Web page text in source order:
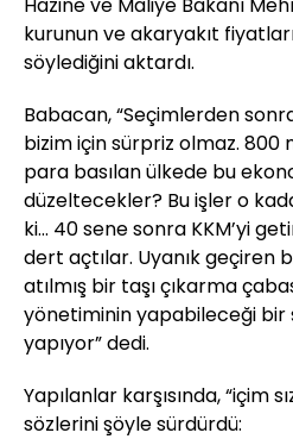
kurunun ve akaryakıt
söylediğini aktardı.
Babacan, “Seçimlerden
bizim için sürpriz olmaz. 800
para basılan ülkede bu
düzeltecekler? Bu işler o
ki… 40 sene sonra KKM’yi
dert açtılar. Uyanık geçiren
atılmış bir taşı çıkarma
yönetiminin yapabileceği bir
yapıyor” dedi.
Yapılanlar karşısında, “içim
sözlerini şöyle sürdürdü: